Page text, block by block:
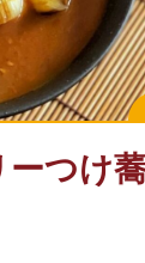
ーつけ